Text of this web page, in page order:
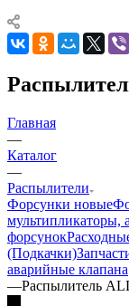
Главная
—
Каталог
—
Распылители
Форсунки новые
мультипликаторы,
форсунок
(Подкачки)
аварийные клапана
—Распылитель